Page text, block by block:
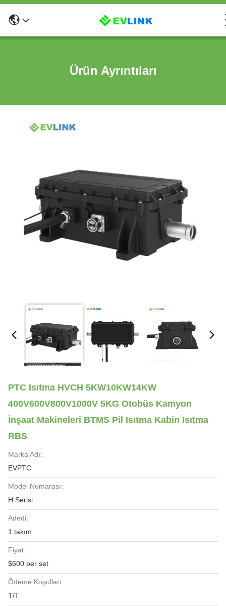
Ürün Ayrıntıları
PTC Isıtma HVCH 5KW10KW14KW
400V600V800V1000V 5KG Otobüs Kamyon
İnşaat Makineleri BTMS Pil Isıtma Kabin Isıtma
RBS
Marka Adı:
EVPTC
Model Numarası:
H Serisi
Adedi:
1 takım
Fiyat:
$600 per set
Ödeme Koşulları:
T/T